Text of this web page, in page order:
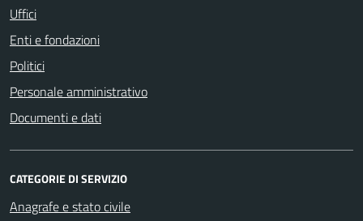
Uffici
Enti e fondazioni
Politici
Personale amministrativo
Documenti e dati
CATEGORIE DI SERVIZIO
Anagrafe e stato civile